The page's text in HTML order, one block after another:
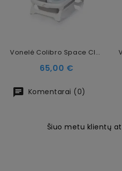
Vonelė Colibro Space Cloudy Blue
Kaina
65,00 €
Komentarai (0)
Šiuo metu klientų